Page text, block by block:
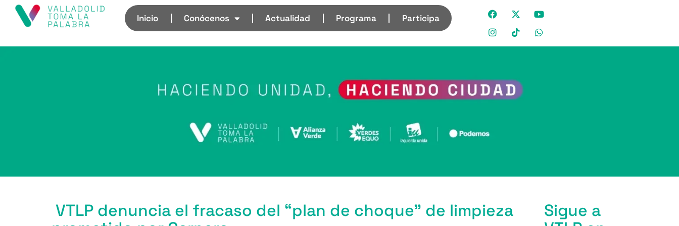
Inicio Conócenos Actualidad Programa Participa
VTLP denuncia el fracaso del “plan de choque” de limpieza
Sigue a